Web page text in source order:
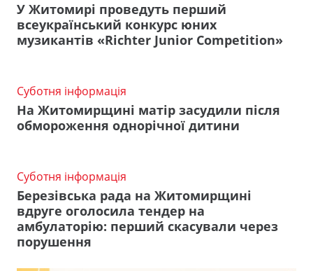
У Житомирі проведуть перший
всеукраїнський конкурс юних
музикантів «Richter Junior Competition»
Суботня інформація
На Житомирщині матір засудили після
обмороження однорічної дитини
Суботня інформація
Березівська рада на Житомирщині
вдруге оголосила тендер на
амбулаторію: перший скасували через
порушення